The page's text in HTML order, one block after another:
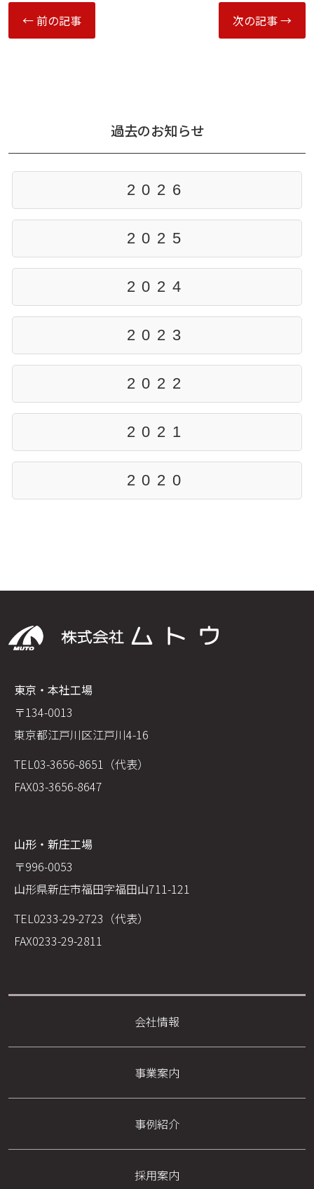
← 前の記事 次の記事 →
過去のお知らせ
2026
2025
2024
2023
2022
2021
2020
東京・本社工場
〒134-0013
東京都江戸川区江戸川4-16
TEL03-3656-8651（代表）
FAX03-3656-8647
山形・新庄工場
〒996-0053
山形県新庄市福田字福田山711-121
TEL0233-29-2723（代表）
FAX0233-29-2811
会社情報
事業案内
事例紹介
採用案内